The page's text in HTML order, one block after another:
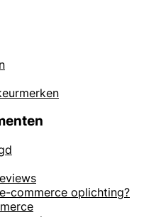
commerce oplichting?